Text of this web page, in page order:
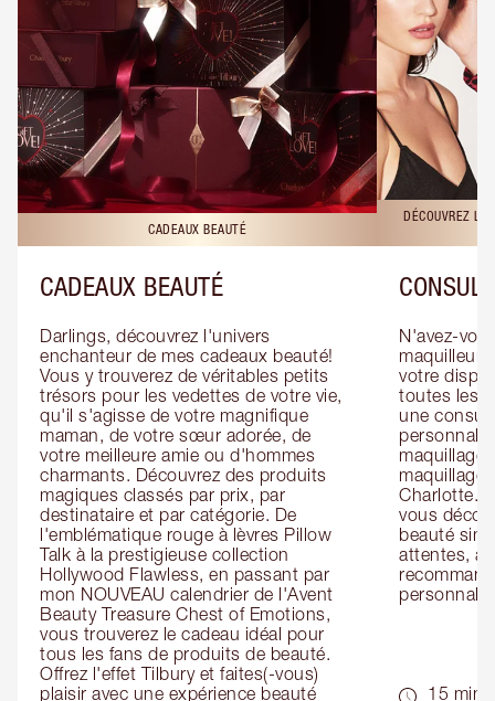
CADEAUX BEAUTÉ
CADEAUX BEAUTÉ
Darlings, découvrez l'univers
enchanteur de mes cadeaux beauté!
Vous y trouverez de véritables petits
trésors pour les vedettes de votre vie,
qu'il s'agisse de votre magnifique
maman, de votre sœur adorée, de
votre meilleure amie ou d'hommes
charmants. Découvrez des produits
magiques classés par prix, par
destinataire et par catégorie. De
l'emblématique rouge à lèvres Pillow
Talk à la prestigieuse collection
Hollywood Flawless, en passant par
mon NOUVEAU calendrier de l'Avent
Beauty Treasure Chest of Emotions,
vous trouverez le cadeau idéal pour
tous les fans de produits de beauté.
Offrez l'effet Tilbury et faites(-vous)
plaisir avec une expérience beauté
DÉCOUVREZ
N'avez-
maquilleur
votre
toutes les
une
maquillage
maquillage
Charlotte.
vous
beauté
attentes,
15 min -